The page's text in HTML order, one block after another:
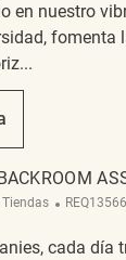
en nuestro
fomenta
Associate
Early Morning
ReqId
cada día